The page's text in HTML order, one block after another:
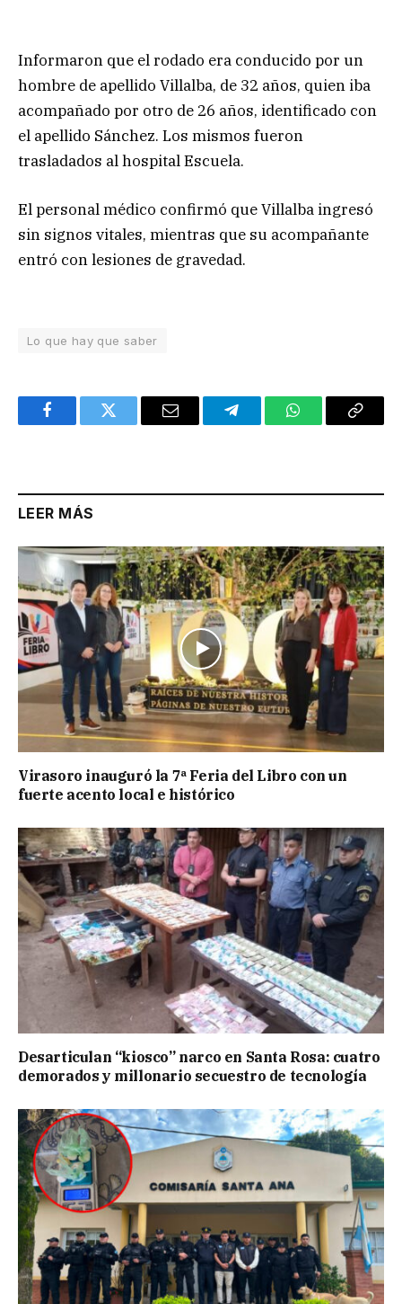
Informaron que el rodado era conducido por un
hombre de apellido Villalba, de 32 años, quien iba
acompañado por otro de 26 años, identificado con
el apellido Sánchez. Los mismos fueron
trasladados al hospital Escuela.
El personal médico confirmó que Villalba ingresó
sin signos vitales, mientras que su acompañante
entró con lesiones de gravedad.
Lo que hay que saber
FacebookTwitter Email TelegramWhatsAppCopy
LEER MÁS
Virasoro inauguró la 7ª Feria del Libro con un
fuerte acento local e histórico
Desarticulan “kiosco” narco en Santa Rosa: cuatro
demorados y millonario secuestro de tecnología